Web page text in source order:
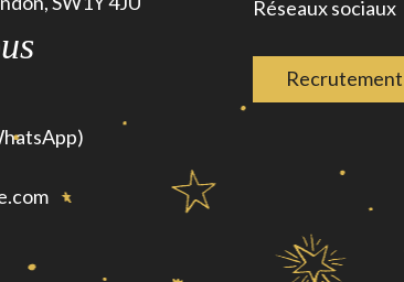
Réseaux sociaux
Recrutement